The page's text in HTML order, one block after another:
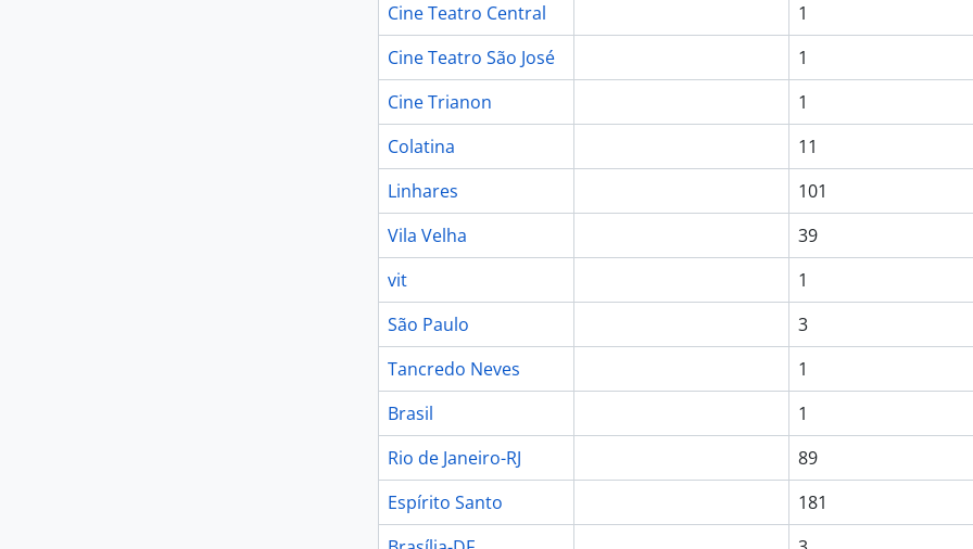
Cine Teatro Central
1
Cine Teatro São José
1
Cine Trianon
1
Colatina
11
Linhares
101
Vila Velha
39
vit
1
São Paulo
3
Tancredo Neves
1
Brasil
1
Rio de Janeiro-RJ
89
Espírito Santo
181